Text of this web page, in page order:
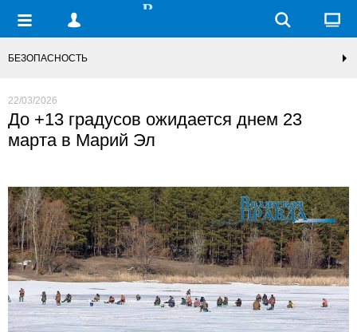
БЕЗОПАСНОСТЬ
22/03/2026
До +13 градусов ожидается днем 23
марта в Марий Эл